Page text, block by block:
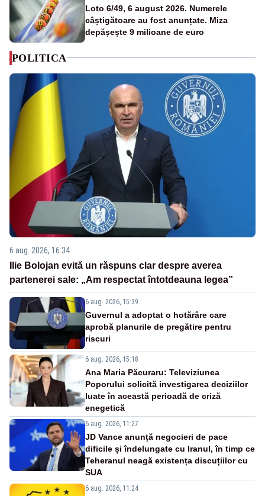
Loto 6/49, 6 august 2026. Numerele
câștigătoare au fost anunțate. Miza
depășește 9 milioane de euro
POLITICA
6 aug. 2026, 16:34
Ilie Bolojan evită un răspuns clar despre averea
partenerei sale: „Am respectat întotdeauna legea”
6 aug. 2026, 15:39
Guvernul a adoptat o hotărâre care
aprobă planurile de pregătire pentru
riscuri
6 aug. 2026, 15:18
Ana Maria Păcuraru: Televiziunea
Poporului solicită investigarea deciziilor
luate în această perioadă de criză
enegetică
6 aug. 2026, 11:27
JD Vance anunță negocieri de pace
dificile și îndelungate cu Iranul, în timp ce
Teheranul neagă existența discuțiilor cu
SUA
6 aug. 2026, 11:24